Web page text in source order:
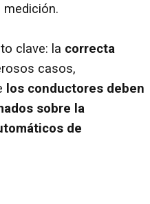
clave: la correcta
casos,
los conductores deben
sobre la
de